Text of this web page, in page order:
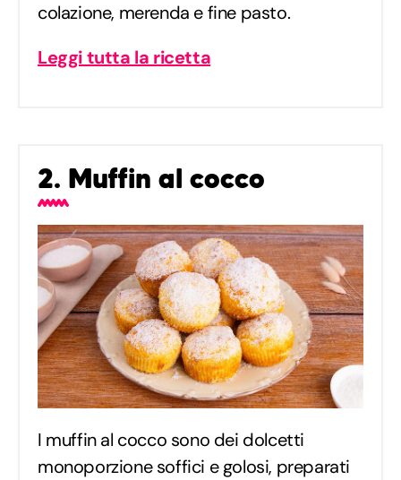
colazione, merenda e fine pasto.
Leggi tutta la ricetta
2. Muffin al cocco
I muffin al cocco sono dei dolcetti
monoporzione soffici e golosi, preparati